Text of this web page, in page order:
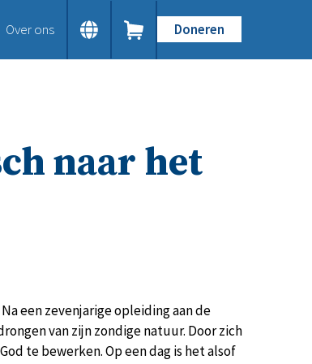
Over ons Doneren
naar het
een zevenjarige opleiding aan de
van zijn zondige natuur. Door zich
te bewerken. Op een dag is het alsof
Samenwerken en toerusten
Humanitaire hulp
Nodig ons uit
Voor jou
Kennisbank